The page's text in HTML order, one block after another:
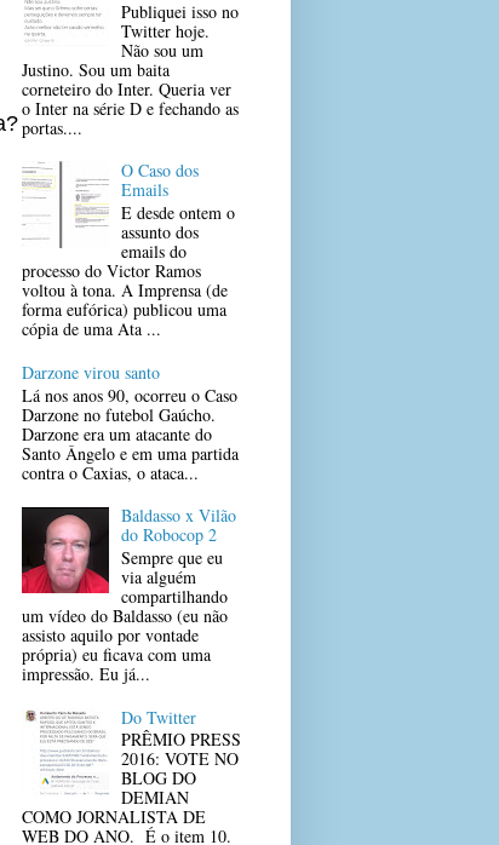
Publiquei isso no
Twitter hoje.
Não sou um
Justino. Sou um baita
corneteiro do Inter. Queria ver
o Inter na série D e fechando as
portas....
O Caso dos
Emails
E desde ontem o
assunto dos
emails do
processo do Victor Ramos
voltou à tona. A Imprensa (de
forma eufórica) publicou uma
cópia de uma Ata ...
Darzone virou santo
Lá nos anos 90, ocorreu o Caso
Darzone no futebol Gaúcho.
Darzone era um atacante do
Santo Ângelo e em uma partida
contra o Caxias, o ataca...
Baldasso x Vilão
do Robocop 2
Sempre que eu
via alguém
compartilhando
um vídeo do Baldasso (eu não
assisto aquilo por vontade
própria) eu ficava com uma
impressão. Eu já...
Do Twitter
PRÊMIO PRESS
2016: VOTE NO
BLOG DO
DEMIAN
COMO JORNALISTA DE
WEB DO ANO. É o item 10.